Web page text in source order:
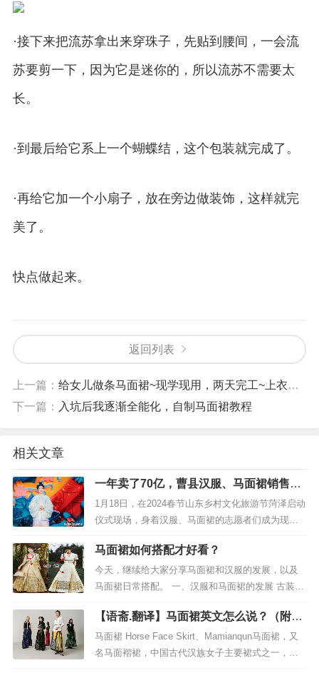
·接下来把流苏拿出来穿珠子，先贴到腰间，一会流
苏要剪一下，因为它是迷你的，所以流苏不需要太
长。
·到最后给它系上一个蝴蝶结，这个包装就完成了。
·再给它加一个小扇子，放在旁边做装饰，这样就完
美了。
快点做起来。
返回列表
上一篇： 给女儿做条马面裙~现学现用，两天完工~上衣在想怎么配~...
下一篇： 入坑后我逐渐全能化，自制马面裙教程
相关文章
一年卖了70亿，曹县汉服、马面裙销售火
爆供不应求
1月18日，在2024春节山东乡村文化旅游节菏泽启动
仪式现场，身着汉服、马面裙的志愿者们成为现场
最靓丽的风景线。2023年，曹县汉服火出圈，带动
就业人数达10多万人，销售额达到70亿元。随着春
节临近，...
马面裙如何搭配才好看？
今天，继续给大家分享马面裙和汉服的发展，以及
马面裙日常搭配。 一、汉服和马面裙的发展 古装剧
《梦华录》、《知否知否》、《延禧攻略》和马面
裙的爆红，促进了汉服的快速发...
【语斋.翻译】马面裙英文怎么说？（附各
类裙子英文名）
马面裙 Horse Face Skirt、Mamianqun马面裙，又
名马面褶裙，中国古代汉族女子主要裙式之一，前
后里外共有四个裙门，两两重合，外裙门有装饰，